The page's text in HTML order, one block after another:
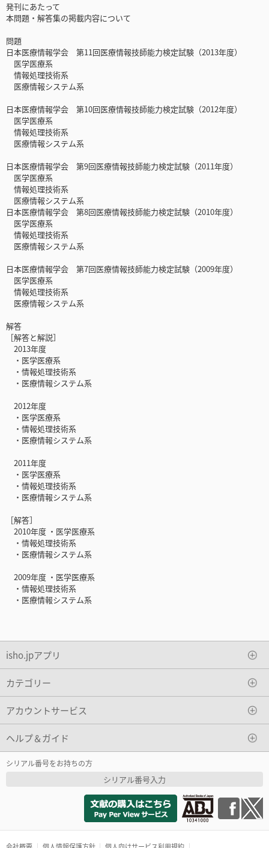
発刊にあたって
本問題・解答集の掲載内容について
問題
日本医療情報学会 第11回医療情報技師能力検定試験（2013年度）
医学医療系
情報処理技術系
医療情報システム系
日本医療情報学会 第10回医療情報技師能力検定試験（2012年度）
医学医療系
情報処理技術系
医療情報システム系
日本医療情報学会 第9回医療情報技師能力検定試験（2011年度）
医学医療系
情報処理技術系
医療情報システム系
日本医療情報学会 第8回医療情報技師能力検定試験（2010年度）
医学医療系
情報処理技術系
医療情報システム系
日本医療情報学会 第7回医療情報技師能力検定試験（2009年度）
医学医療系
情報処理技術系
医療情報システム系
解答
［解答と解説］
2013年度
・医学医療系
・情報処理技術系
・医療情報システム系
2012年度
・医学医療系
・情報処理技術系
・医療情報システム系
2011年度
・医学医療系
・情報処理技術系
・医療情報システム系
［解答］
2010年度 ・医学医療系
・情報処理技術系
・医療情報システム系
2009年度 ・医学医療系
・情報処理技術系
・医療情報システム系
isho.jpアプリ
カテゴリー
アカウントサービス
ヘルプ＆ガイド
シリアル番号をお持ちの方
シリアル番号入力